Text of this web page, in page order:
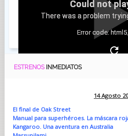
Could not
There was a problem
Error code:
ESTRENOS INMEDIATOS
14 Agosto
El final de Oak Street
Manual para superhéroes. La máscara
Kangaroo. Una aventura en Australia